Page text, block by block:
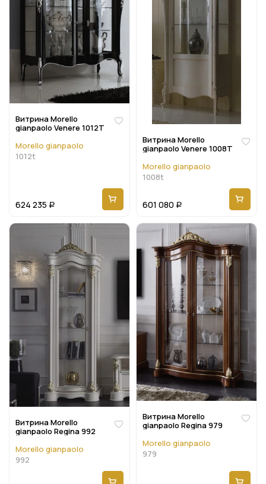
Витрина Morello
gianpaolo Venere 1012T
Morello gianpaolo
1012t
624 235 Р
Витрина Morello
gianpaolo Venere 1008T
Morello gianpaolo
1008t
601 080 Р
Витрина Morello
gianpaolo Regina 992
Morello gianpaolo
992
Витрина Morello
gianpaolo Regina 979
Morello gianpaolo
979